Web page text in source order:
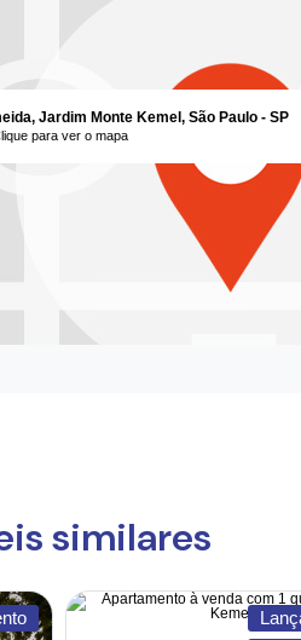
Jardim Monte Kemel, São Paulo - SP
para ver o mapa
similares